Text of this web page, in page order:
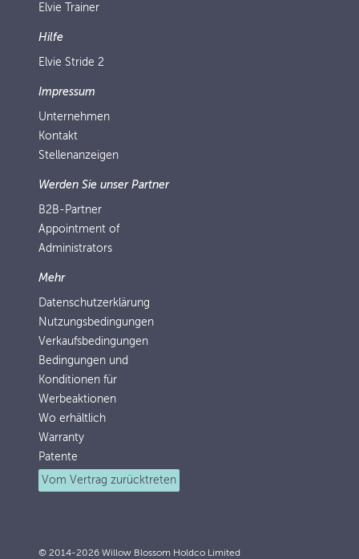
Elvie Trainer
Hilfe
Elvie Stride 2
Impressum
Unternehmen
Kontakt
Stellenanzeigen
Werden Sie unser Partner
B2B-Partner
Appointment of
Administrators
Mehr
Datenschutzerklärung
Nutzungsbedingungen
Verkaufsbedingungen
Bedingungen und
Konditionen für
Werbeaktionen
Wo erhältlich
Warranty
Patente
Vom Vertrag zurücktreten
© 2014-2026 Willow Blossom Holdco Limited